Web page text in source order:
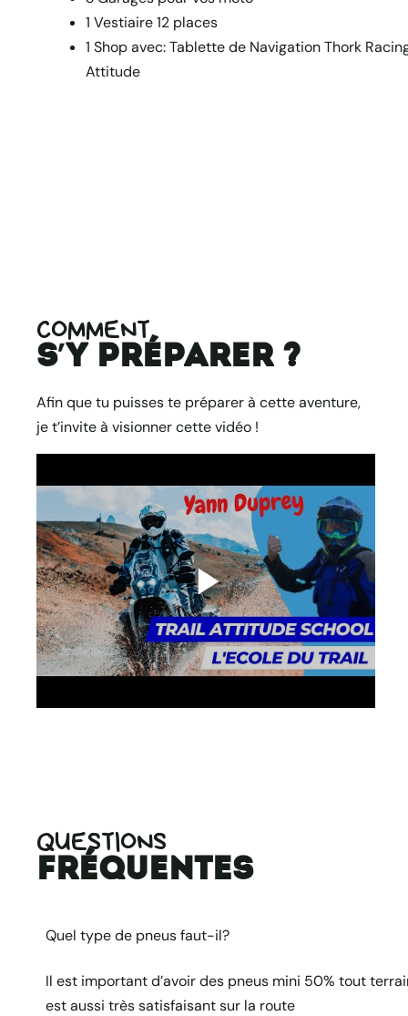
1 Vestiaire 12 places
1 Shop avec: Tablette de Navigation Thork
Attitude
COMMENT
s’y préparer ?
Afin que tu puisses te préparer à cette aventure,
je t’invite à visionner cette vidéo !
QUESTIONS
fréquentes
Quel type de pneus faut-il?
Il est important d’avoir des pneus mini 50% tout
est aussi très satisfaisant sur la route